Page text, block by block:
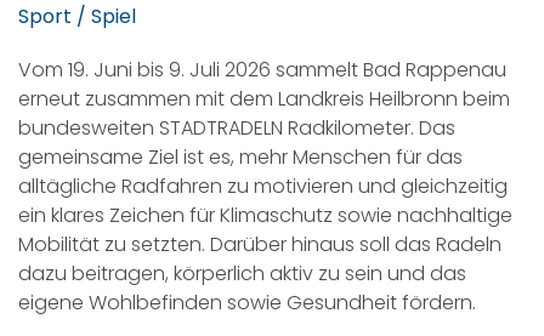
Sport / Spiel
Vom 19. Juni bis 9. Juli 2026 sammelt Bad Rappenau
erneut zusammen mit dem Landkreis Heilbronn beim
bundesweiten STADTRADELN Radkilometer. Das
gemeinsame Ziel ist es, mehr Menschen für das
alltägliche Radfahren zu motivieren und gleichzeitig
ein klares Zeichen für Klimaschutz sowie nachhaltige
Mobilität zu setzten. Darüber hinaus soll das Radeln
dazu beitragen, körperlich aktiv zu sein und das
eigene Wohlbefinden sowie Gesundheit fördern.